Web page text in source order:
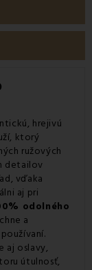
hrejivú
ktorý
ružových
detailov
vďaka
aj pri
odolného
a
aj oslavy,
útulnosť,